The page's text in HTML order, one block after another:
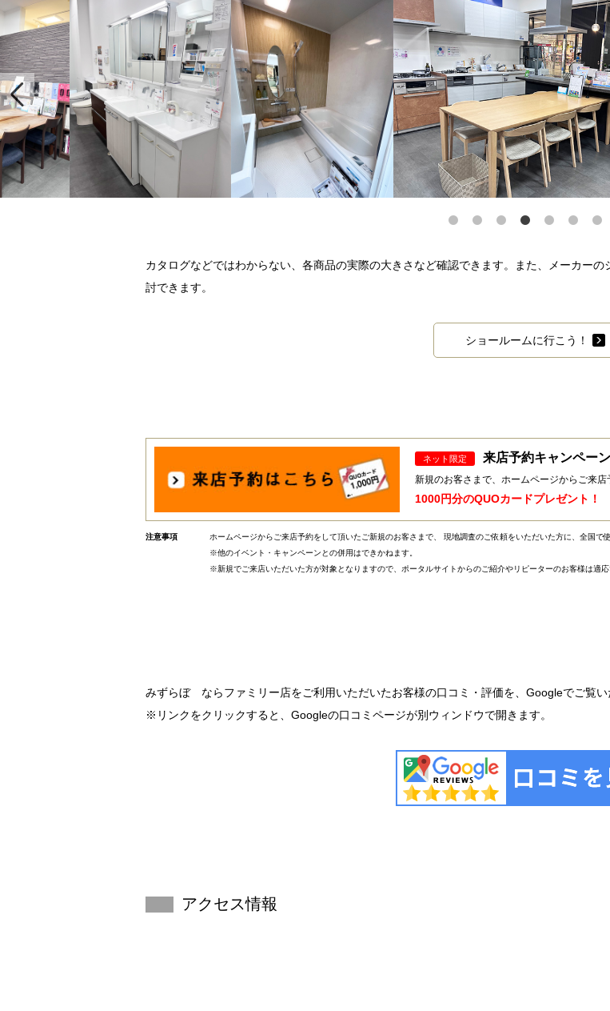
カタログなどではわからない、各商品の実際の大きさなど確認できます。また、メーカー
討できます。
ショールームに行こう！
ネット限定 来店予約キャンペー
新規のお客さまで、ホームページからご来
1000円分のQUOカードプレゼント！
ホームページからご来店予約をして頂いたご新規のお客さまで、 現地調査のご依頼をいただいた方に、全国で
※他のイベント・キャンペーンとの併用はできかねます。
※新規でご来店いただいた方が対象となりますので、ポータルサイトからのご紹介やリピーターのお客様は適応
みずらぼ ならファミリー店をご利用いただいたお客様の口コミ・評価を、Googleでご覧い
※リンクをクリックすると、Googleの口コミページが別ウィンドウで開きます。
アクセス情報